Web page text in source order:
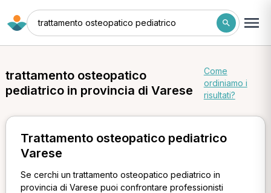
trattamento osteopatico pediatrico
trattamento osteopatico
pediatrico in provincia di Varese
Come
ordiniamo i
risultati?
Trattamento osteopatico pediatrico
Varese
Se cerchi un trattamento osteopatico pediatrico in
provincia di Varese puoi confrontare professionisti